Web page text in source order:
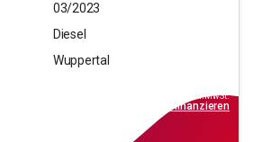
03/2023
Diesel
Wuppertal
inkl.MwSt.
finanzieren